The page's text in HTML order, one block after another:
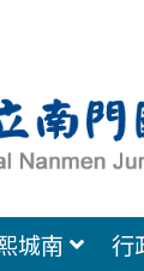
城南 行